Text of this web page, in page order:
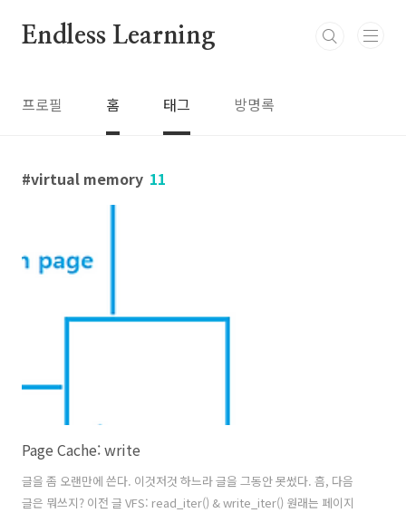
Endless Learning
프로필 홈 태그 방명록
virtual memory 11
Page Cache: write
글을 좀 오랜만에 쓴다. 이것저것 하느라 글을 그동안 못썼다. 흠, 다음
글은 뭐쓰지? 이전 글 VFS: read_iter() & write_iter() 원래는 페이지